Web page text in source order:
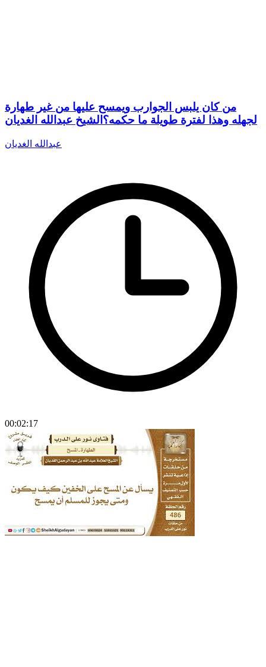
من كان يلبس الجوارب ويمسح عليها من غير طهارة
لجهله وهذا لفترة طويلة ما حكمه؟الشيخ عبدالله الغديان
عبدالله الغديان
00:02:17